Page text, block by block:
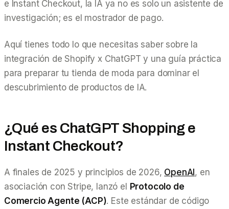
e Instant Checkout, la IA ya no es solo un asistente de
investigación; es el mostrador de pago.
Aquí tienes todo lo que necesitas saber sobre la
integración de Shopify x ChatGPT y una guía práctica
para preparar tu tienda de moda para dominar el
descubrimiento de productos de IA.
¿Qué es ChatGPT Shopping e
Instant Checkout?
A finales de 2025 y principios de 2026, OpenAI, en
asociación con Stripe, lanzó el Protocolo de
Comercio Agente (ACP). Este estándar de código